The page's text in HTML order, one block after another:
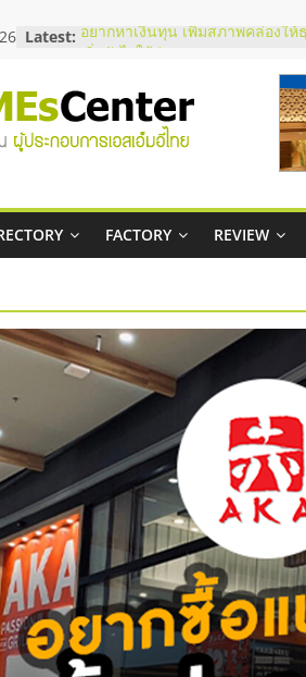
Latest: อยากหาเงินทุน เพิ่มสภาพคล่องให้
สัมมนาออนไลน์ โอกาสบริหารสถ
บริการน้ำมัน Shell
สัมมนาลงทุน แฟรนไชส์ยอนนี่
ThaiFranchise Meet Up จับคู่แ
โซลูชันระบบภาพและเสียง
บริษัท Cybersecurity ในไทยที่ไห
วิธีเลือกผู้ให้บริการให้คุ้มค่าและต
ทย,
FACTORY REVIEW